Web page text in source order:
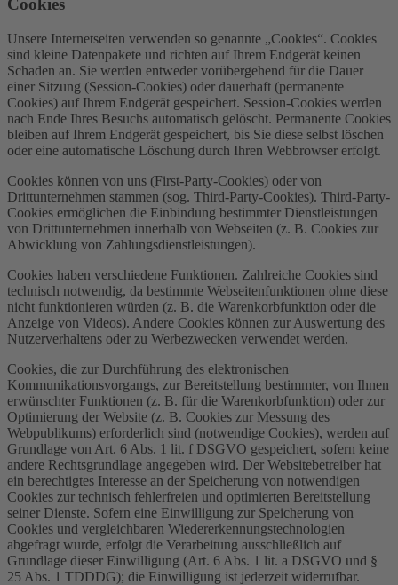
Cookies
Unsere Internetseiten verwenden so genannte „Cookies“. Cookies
sind kleine Datenpakete und richten auf Ihrem Endgerät keinen
Schaden an. Sie werden entweder vorübergehend für die Dauer
einer Sitzung (Session-Cookies) oder dauerhaft (permanente
Cookies) auf Ihrem Endgerät gespeichert. Session-Cookies werden
nach Ende Ihres Besuchs automatisch gelöscht. Permanente Cookies
bleiben auf Ihrem Endgerät gespeichert, bis Sie diese selbst löschen
oder eine automatische Löschung durch Ihren Webbrowser erfolgt.
Cookies können von uns (First-Party-Cookies) oder von
Drittunternehmen stammen (sog. Third-Party-Cookies). Third-Party-
Cookies ermöglichen die Einbindung bestimmter Dienstleistungen
von Drittunternehmen innerhalb von Webseiten (z. B. Cookies zur
Abwicklung von Zahlungsdienstleistungen).
Cookies haben verschiedene Funktionen. Zahlreiche Cookies sind
technisch notwendig, da bestimmte Webseitenfunktionen ohne diese
nicht funktionieren würden (z. B. die Warenkorbfunktion oder die
Anzeige von Videos). Andere Cookies können zur Auswertung des
Nutzerverhaltens oder zu Werbezwecken verwendet werden.
Cookies, die zur Durchführung des elektronischen
Kommunikationsvorgangs, zur Bereitstellung bestimmter, von Ihnen
erwünschter Funktionen (z. B. für die Warenkorbfunktion) oder zur
Optimierung der Website (z. B. Cookies zur Messung des
Webpublikums) erforderlich sind (notwendige Cookies), werden auf
Grundlage von Art. 6 Abs. 1 lit. f DSGVO gespeichert, sofern keine
andere Rechtsgrundlage angegeben wird. Der Websitebetreiber hat
ein berechtigtes Interesse an der Speicherung von notwendigen
Cookies zur technisch fehlerfreien und optimierten Bereitstellung
seiner Dienste. Sofern eine Einwilligung zur Speicherung von
Cookies und vergleichbaren Wiedererkennungstechnologien
abgefragt wurde, erfolgt die Verarbeitung ausschließlich auf
Grundlage dieser Einwilligung (Art. 6 Abs. 1 lit. a DSGVO und §
25 Abs. 1 TDDDG); die Einwilligung ist jederzeit widerrufbar.